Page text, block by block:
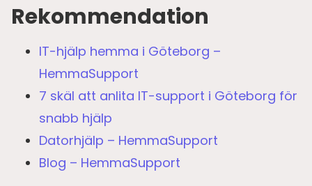
Rekommendation
IT-hjälp hemma i Göteborg –
HemmaSupport
7 skäl att anlita IT-support i Göteborg för
snabb hjälp
Datorhjälp – HemmaSupport
Blog – HemmaSupport